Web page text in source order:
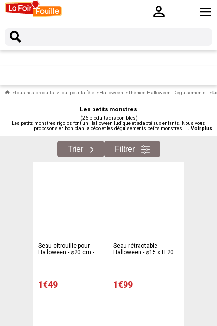
Tous nos produits Tout pour la fête Halloween Thèmes Halloween : Déguisements
Les petits monstres
(26 produits disponibles)
Les petits monstres rigolos font un Halloween ludique et adapté aux enfants. Nous vous
proposons en bon plan la déco et les déguisements petits monstres.
...Voir plus
Trier Filtrer
Seau citrouille pour
Halloween - ⌀20 cm -
1€49
Seau rétractable
Halloween - ⌀15 x H 20
1€99